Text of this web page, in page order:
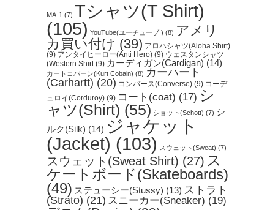
MA-1 (7) Tシャツ(T Shirt)
(105) YouTube(ユーチューブ ) (8) アメリ
カ買い付け (39) アロハシャツ(Aloha Shirt)
(9) アンタイヒーロー(Anti Hero) (9) ウェスタンシャツ
(Western Shirt(9) カーディガン(Cardigan) (14)
カートコバーン(Kurt Cobain) (8) カーハート
(Carhartt) (20) コンバース(Converse) (9) コーデ
ュロイ(Corduroy) (9) コート(coat) (17) シ
ャツ(Shirt) (55) ショット(Schott) (7) シ
ルク(Silk) (14) ジャケット
(Jacket) (103) スウェット(Sweat) (7)
スウェット(Sweat Shirt) (27) ス
ケートボード(Skateboards)
(49) ステューシー(Stussy) (13) ストラト
(Strato) (21) スニーカー(Sneaker) (19)